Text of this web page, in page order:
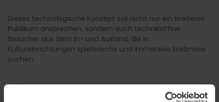
Dieses technologische Konzept soll nicht nur ein breiteres
Publikum ansprechen, sondern auch technikaffine
Besucher aus dem In- und Ausland, die in
Kultureinrichtungen spielerische und immersive Erlebnisse
suchen.
Ein einzigartiges paläontologisches Erbe